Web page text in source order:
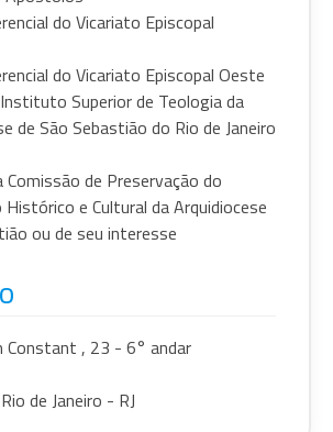
do Vicariato Episcopal
do Vicariato Episcopal Oeste
Superior de Teologia da
de São Sebastião do Rio de Janeiro
Comissão de Preservação do
e Cultural da Arquidiocese
ou de seu interesse
Constant , 23 - 6° andar
de Janeiro - RJ